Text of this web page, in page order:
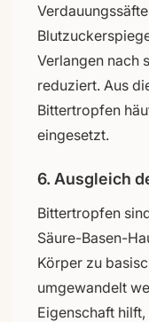
Verlangen nach
reduziert. Aus
Bittertropfen
eingesetzt.
6. Ausgleich
Bittertropfen
Säure-Basen-
Körper zu
umgewandelt
Eigenschaft